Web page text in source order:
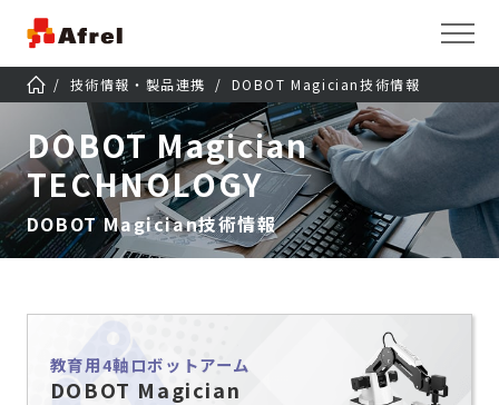
技術情報・製品連携 DOBOT Magician技術情報
DOBOT Magician
TECHNOLOGY
DOBOT Magician技術情報
教育用4軸ロボットアーム
DOBOT Magician